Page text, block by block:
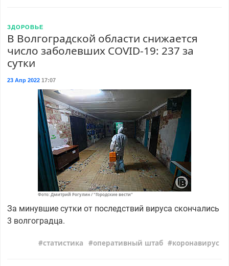
ЗДОРОВЬЕ
В Волгоградской области снижается
число заболевших COVID-19: 237 за
сутки
23 Апр 202217:07
Фото: Дмитрий Рогулин / "Городские вести"
За минувшие сутки от последствий вируса скончались
3 волгоградца.
статистика оперативный штаб коронавирус